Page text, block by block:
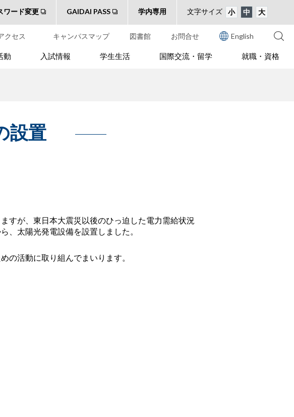
ワード変更 GAIDAI PASS 学内専用 文字サイズ 小 中 大
クセス キャンパスマップ 図書館 お問合せ English
動 入試情報 学生生活 国際交流・留学 就職・資格
設置
すが、東日本大震災以後のひっ迫した電力需給状況
、太陽光発電設備を設置しました。
の活動に取り組んでまいります。